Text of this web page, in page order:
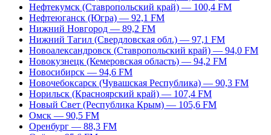
Нефтекумск (Ставропольский край) — 100,4 FM
Нефтеюганск (Югра) — 92,1 FM
Нижний Новгород — 89,2 FM
Нижний Тагил (Свердловская обл.) — 97,1 FM
Новоалександровск (Ставропольский край) — 94,0 FM
Новокузнецк (Кемеровская область) — 94,2 FM
Новосибирск — 94,6 FM
Новочебоксарск (Чувашская Республика) — 90,3 FM
Норильск (Красноярский край) — 107,4 FM
Новый Свет (Республика Крым) — 105,6 FM
Омск — 90,5 FM
Оренбург — 88,3 FM